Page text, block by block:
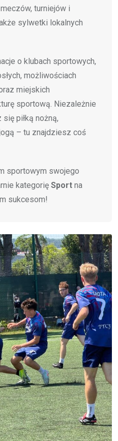
turniejów i
sylwetki lokalnych
o klubach sportowych,
możliwościach
miejskich
sportową. Niezależnie
piłką nożną,
– tu znajdziesz coś
sportowym swojego
kategorię Sport na
sukcesom!